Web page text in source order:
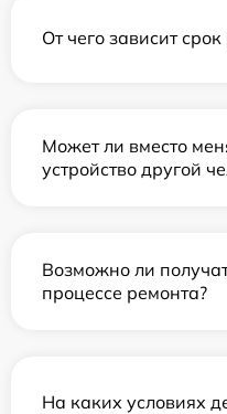
От чего зависит
Может ли вместо
устройство другой
Возможно ли
процессе ремонта?
На каких условиях